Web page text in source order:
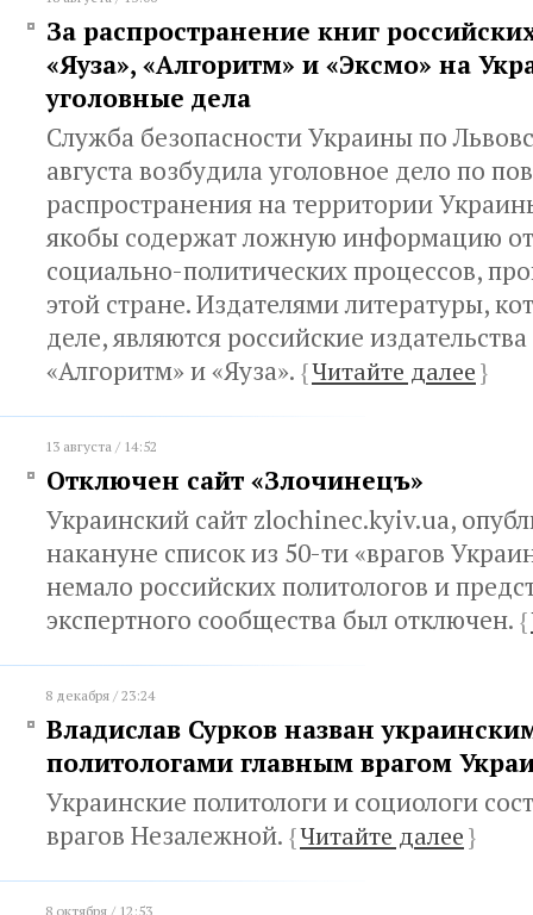
За распространение книг
«Яуза», «Алгоритм» и «Эксмо» на
уголовные дела
Служба безопасности Украины по
августа возбудила уголовное дело по
распространения на территории
якобы содержат ложную информацию
социально-политических процессов,
этой стране. Издателями литературы,
деле, являются российские
«Алгоритм» и «Яуза». {Читайте далее}
13 августа / 14:52
Отключен cайт «Злочинецъ»
Украинский сайт zlochinec.kyiv.ua,
накануне список из 50-ти «врагов
немало российских политологов и
экспертного сообщества был отключен. {
8 декабря / 23:24
Владислав Сурков назван
политологами главным врагом
Украинские политологи и социологи
врагов Незалежной. {Читайте далее}
8 октября / 12:53